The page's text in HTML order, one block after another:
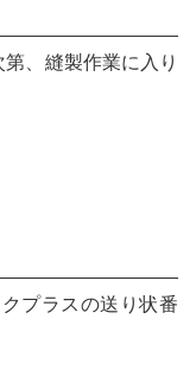
、縫製作業に入り
プラスの送り状番